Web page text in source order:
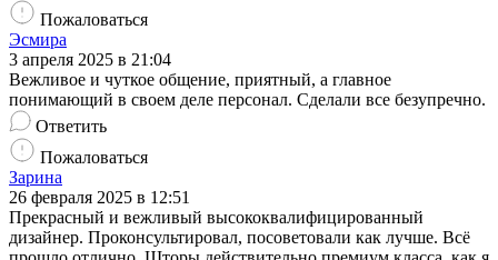
Пожаловаться
Эсмира
3 апреля 2025 в 21:04
Вежливое и чуткое общение, приятный, а главное
понимающий в своем деле персонал. Сделали все безупречно.
Ответить
Пожаловаться
Зарина
26 февраля 2025 в 12:51
Прекрасный и вежливый высококвалифицированный
дизайнер. Проконсультировал, посоветовали как лучше. Всё